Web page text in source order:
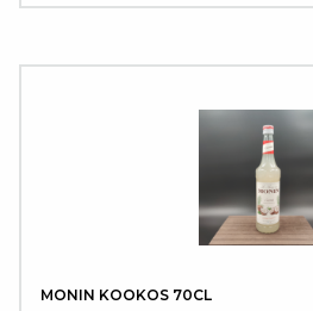
MONIN KOOKOS 70CL